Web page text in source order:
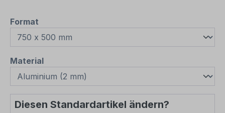
Format
Materialauswählen
Diesen Standardartikel ändern?